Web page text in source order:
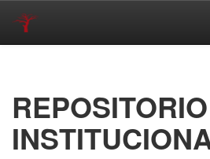
REPOSITORIO